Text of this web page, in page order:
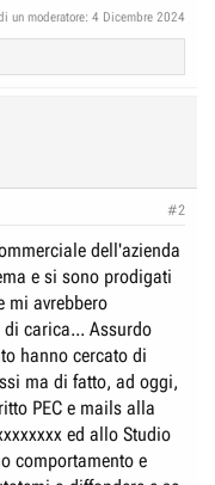
un moderatore: 4 Dicembre 2024
#2
dell'azienda
e si sono prodigati
mi avrebbero
di carica... Assurdo
hanno cercato di
ma di fatto, ad oggi,
PEC e mails alla
ed allo Studio
comportamento e